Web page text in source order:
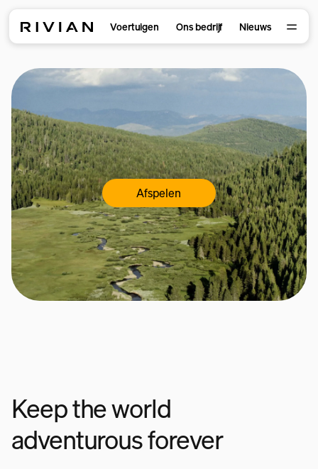
Voertuigen Ons bedrijf Nieuws
Afspelen
Keep the world
adventurous forever